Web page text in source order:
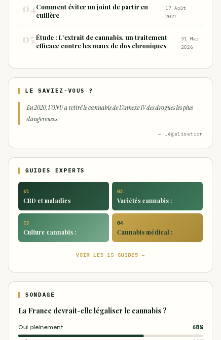
Comment éviter un joint de partir en
cuillère
17 Août
2021
Étude : L’extrait de cannabis, un traitement
efficace contre les maux de dos chroniques
31 Mar
2026
LE SAVIEZ-VOUS ?
En 2020, l'ONU a retiré le cannabis de l'Annexe IV des drogues les plus
dangereuses.
— Légalisation
GUIDES EXPERTS
01
CBD et maladies
02
Variétés cannabis :
03
Culture cannabis :
04
Cannabis médical :
VOIR LES 15 GUIDES →
SONDAGE
La France devrait-elle légaliser le cannabis ?
Oui pleinement 68%